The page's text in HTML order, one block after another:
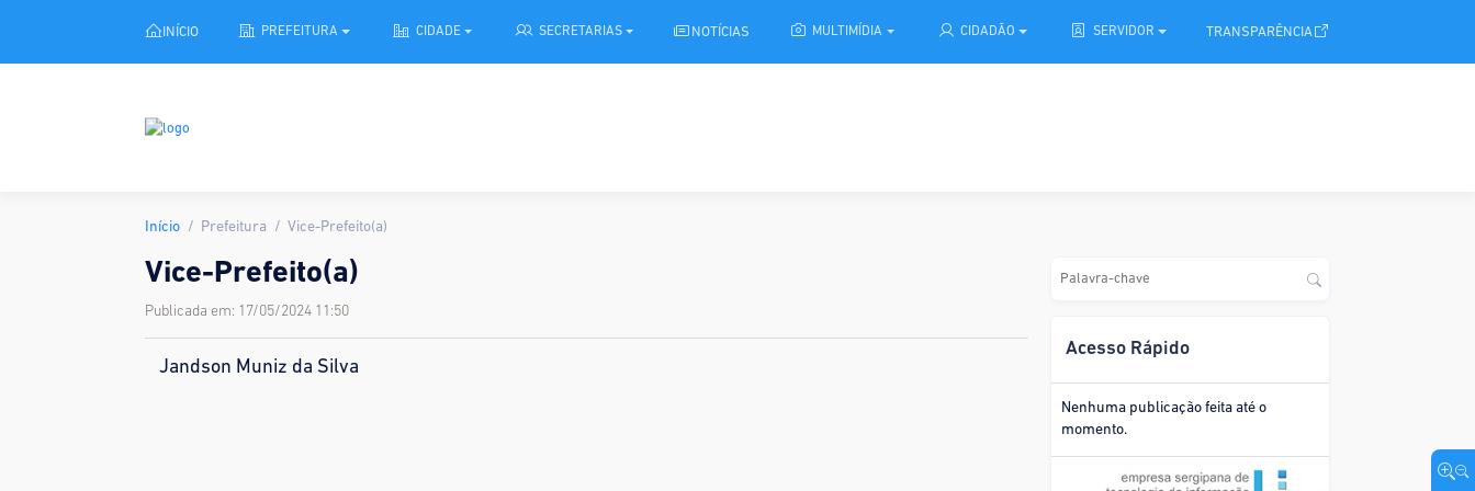
INÍCIO PREFEITURA CIDADE SECRETARIAS NOTÍCIAS MULTIMÍDIA CIDADÃO SERVIDOR TRANSPARÊNCIA
Início Prefeitura Vice-Prefeito(a)
Vice-Prefeito(a)
Publicada em: 17/05/2024 11:50
Jandson Muniz da Silva
Acesso Rápido
Nenhuma publicação feita até o
momento.